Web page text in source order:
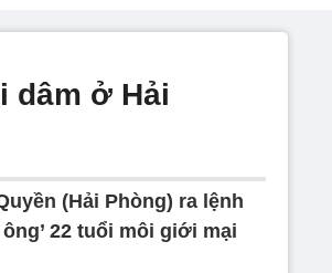
dâm ở Hải
(Hải Phòng) ra lệnh
22 tuổi môi giới mại